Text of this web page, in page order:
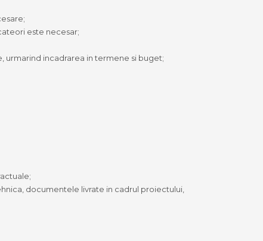
este necesar;
urmarind incadrarea in termene si buget;
documentele livrate in cadrul proiectului,